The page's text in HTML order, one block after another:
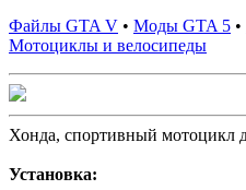
Файлы GTA V • Моды GTA 5 •
Мотоциклы и велосипеды
Хонда, спортивный мотоцикл
Установка: